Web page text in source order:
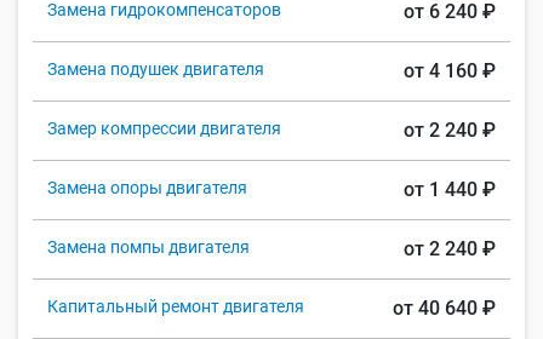
Замена гидрокомпенсаторов от 6 240 ₽
Замена подушек двигателя от 4 160 ₽
Замер компрессии двигателя от 2 240 ₽
Замена опоры двигателя от 1 440 ₽
Замена помпы двигателя от 2 240 ₽
Капитальный ремонт двигателя от 40 640 ₽